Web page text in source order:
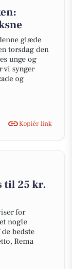
glæde
torsdag den
unge og
vi synger
og
Kopiér link
til 25 kr.
for
nogle
bedste
Rema